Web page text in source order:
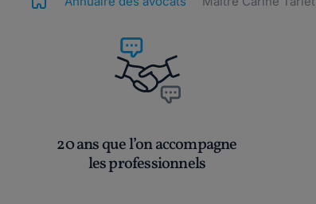
20 ans que l’on accompagne
les professionnels